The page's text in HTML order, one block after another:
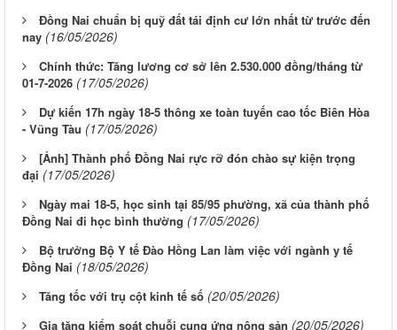
Đồng Nai chuẩn bị quỹ đất tái định cư lớn nhất từ trước đến
nay (16/05/2026)
Chính thức: Tăng lương cơ sở lên 2.530.000 đồng/tháng từ
01-7-2026 (17/05/2026)
Dự kiến 17h ngày 18-5 thông xe toàn tuyến cao tốc Biên Hòa
- Vũng Tàu (17/05/2026)
[Ảnh] Thành phố Đồng Nai rực rỡ đón chào sự kiện trọng
đại (17/05/2026)
Ngày mai 18-5, học sinh tại 85/95 phường, xã của thành phố
Đồng Nai đi học bình thường (17/05/2026)
Bộ trưởng Bộ Y tế Đào Hồng Lan làm việc với ngành y tế
Đồng Nai (18/05/2026)
Tăng tốc với trụ cột kinh tế số (20/05/2026)
Gia tăng kiểm soát chuỗi cung ứng nông sản (20/05/2026)